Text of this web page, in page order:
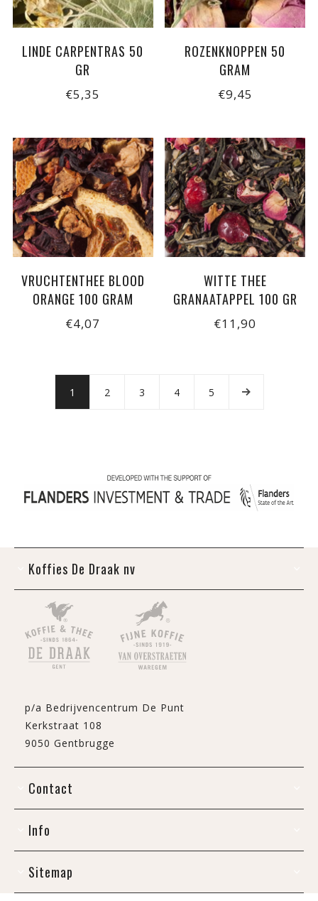
LINDE CARPENTRAS 50
GR
€5,35
ROZENKNOPPEN 50
GRAM
€9,45
VRUCHTENTHEE BLOOD
ORANGE 100 GRAM
€4,07
WITTE THEE
GRANAATAPPEL 100 GR
€11,90
1 2 3 4 5
Koffies De Draak nv
p/a Bedrijvencentrum De Punt
Kerkstraat 108
9050 Gentbrugge
Contact
Info
Sitemap